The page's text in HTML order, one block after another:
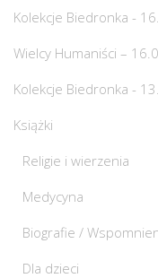
Kolekcje Biedronka -
Wielcy Humaniści –
Kolekcje Biedronka -
Książki
Religie i wierzenia
Medycyna
Biografie /
Dla dzieci